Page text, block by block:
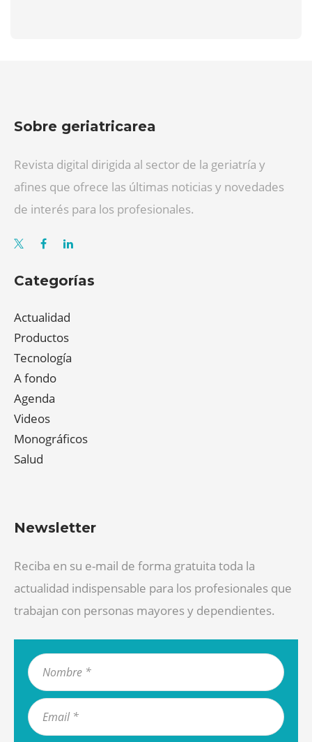
Sobre geriatricarea
Revista digital dirigida al sector de la geriatría y
afines que ofrece las últimas noticias y novedades
de interés para los profesionales.
Categorías
Actualidad
Productos
Tecnología
A fondo
Agenda
Videos
Monográficos
Salud
Newsletter
Reciba en su e-mail de forma gratuita toda la
actualidad indispensable para los profesionales que
trabajan con personas mayores y dependientes.